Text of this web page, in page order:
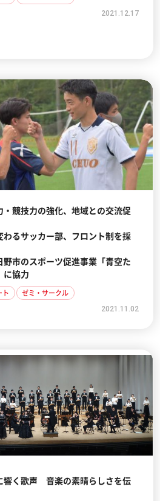
2021.12.17
・競技力の強化、地域との交流促
わるサッカー部、フロント制を採
野市のスポーツ促進事業「青空た
に協力
ト ゼミ・サークル
2021.11.02
響く歌声 音楽の素晴らしさを伝